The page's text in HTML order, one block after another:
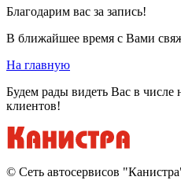
Благодарим вас за запись!
В ближайшее время с Вами
На главную
Будем рады видеть Вас в числе
клиентов!
© Cеть автосервисов